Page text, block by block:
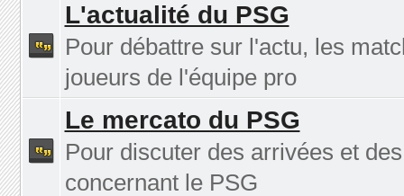
L'actualité du PSG
Pour débattre sur l'actu, les
joueurs de l'équipe pro
Le mercato du PSG
Pour discuter des arrivées et
concernant le PSG